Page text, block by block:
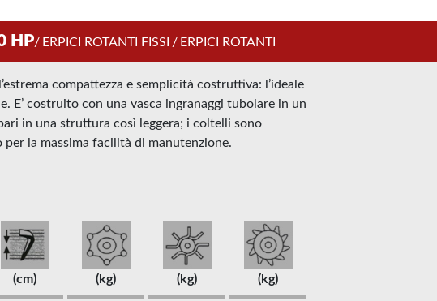
HP ERPICI ROTANTI
/
ERPICI ROTANTI FISSI
/
compattezza e semplicità costruttiva: l’ideale
E’ costruito con una vasca ingranaggi tubolare in un
in una struttura così leggera; i coltelli sono
la massima facilità di manutenzione.
(cm) (kg) (kg) (kg)